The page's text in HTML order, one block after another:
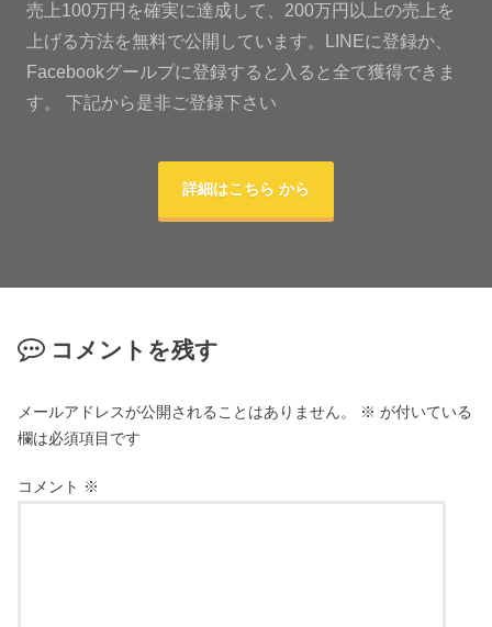
売上100万円を確実に達成して、200万円以上の売上を
上げる方法を無料で公開しています。LINEに登録か、
Facebookグールプに登録すると入ると全て獲得できま
す。 下記から是非ご登録下さい
詳細はこちら から
コメントを残す
メールアドレスが公開されることはありません。 ※ が付いている
欄は必須項目です
コメント ※